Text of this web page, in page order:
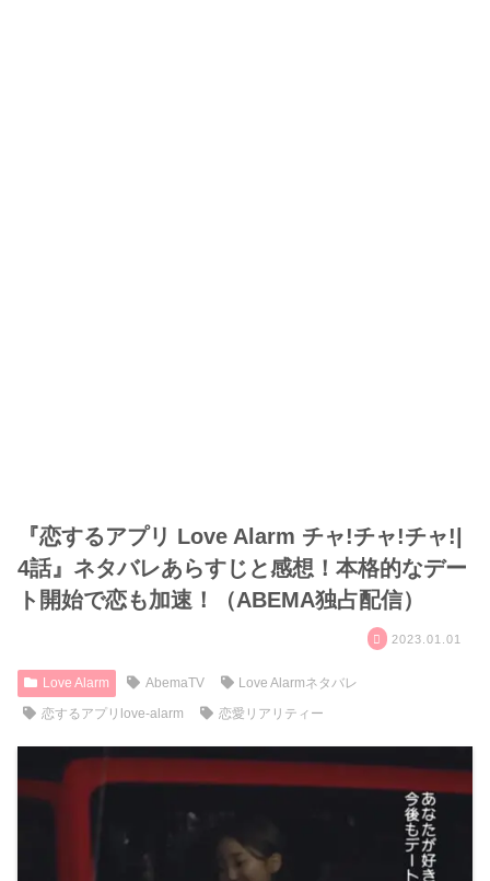
『恋するアプリ Love Alarm チャ!チャ!チャ!|
4話』ネタバレあらすじと感想！本格的なデー
ト開始で恋も加速！（ABEMA独占配信）
2023.01.01
Love Alarm AbemaTV
Love Alarmネタバレ
恋するアプリlove-alarm
恋愛リアリティー